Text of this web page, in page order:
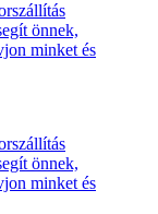
önnek,
minket és
önnek,
minket és